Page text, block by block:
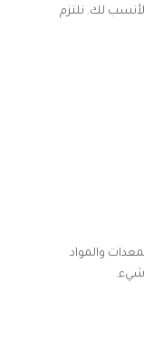
لك. نلتزم
والمواد
شيء.